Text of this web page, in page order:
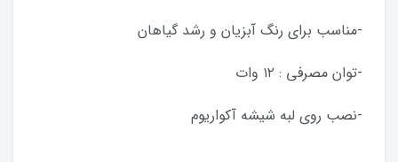
-مناسب برای رنگ آبزیان و رشد گیاهان
-توان مصرفی : ۱۲ وات
-نصب روی لبه شیشه آکواریوم